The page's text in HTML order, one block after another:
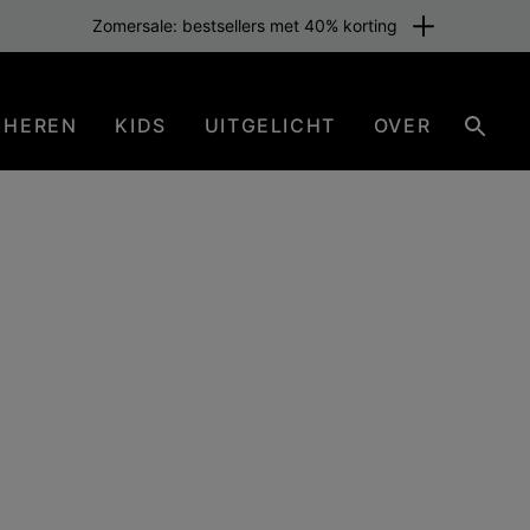
Zomersale: bestsellers met 40% korting
HEREN KIDS UITGELICHT OVER